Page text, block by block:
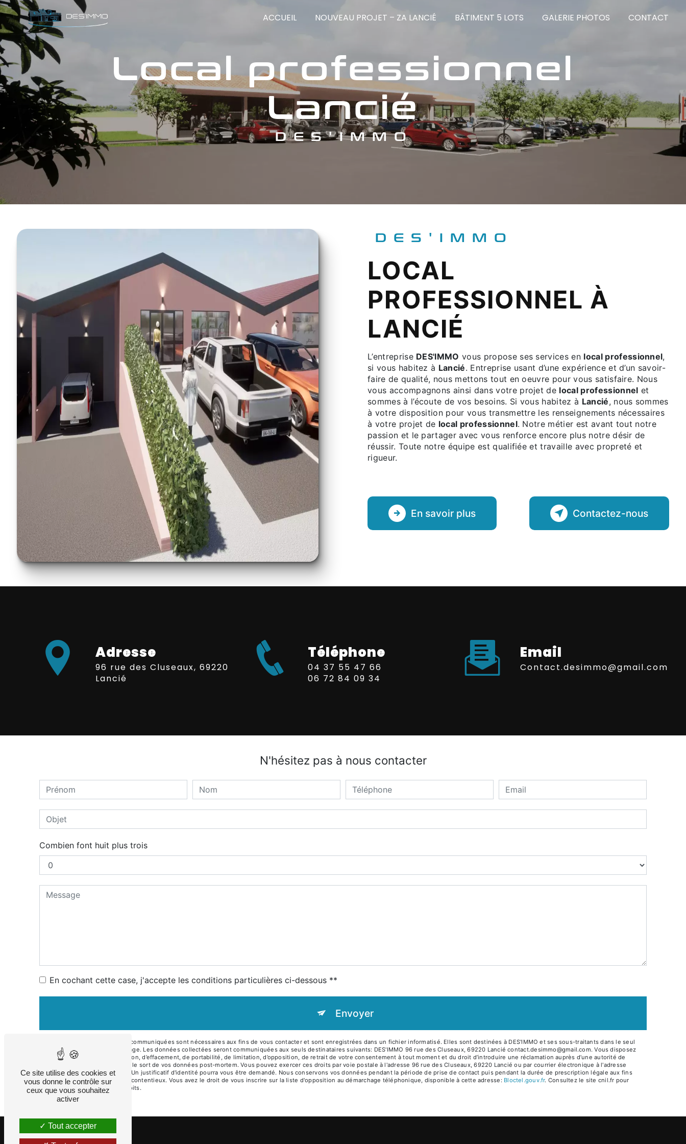
ACCUEIL NOUVEAU PROJET – ZA LANCIÉ BÂTIMENT 5 LOTS GALERIE PHOTOS CONTACT
local professionnel
Lancié
DES'IMMO
DES'IMMO
LOCAL
PROFESSIONNEL À
LANCIÉ
L’entreprise DES'IMMO vous propose ses services en local professionnel,
si vous habitez à Lancié. Entreprise usant d’une expérience et d’un savoir-
faire de qualité, nous mettons tout en oeuvre pour vous satisfaire. Nous
vous accompagnons ainsi dans votre projet de local professionnel et
sommes à l’écoute de vos besoins. Si vous habitez à Lancié, nous sommes
à votre disposition pour vous transmettre les renseignements nécessaires
à votre projet de local professionnel. Notre métier est avant tout notre
passion et le partager avec vous renforce encore plus notre désir de
réussir. Toute notre équipe est qualifiée et travaille avec propreté et
rigueur.
En savoir plus Contactez-nous
Adresse
96 rue des Cluseaux, 69220
Lancié
Téléphone
04 37 55 47 66
06 72 84 09 34
Email
contact.desimmo@gmail.com
N'hésitez pas à nous contacter
Combien font huit plus trois
En cochant cette case, j'accepte les conditions particulières ci-dessous **
Envoyer
** Les données personnelles communiquées sont nécessaires aux fins de vous contacter et sont enregistrées dans un fichier informatisé. Elles sont destinées à DES'IMMO et ses sous-traitants dans le seul
but de répondre à votre message. Les données collectées seront communiquées aux seuls destinataires suivants: DES'IMMO 96 rue des Cluseaux, 69220 Lancié contact.desimmo@gmail.com. Vous disposez
de droits d’accès, de rectification, d’effacement, de portabilité, de limitation, d’opposition, de retrait de votre consentement à tout moment et du droit d’introduire une réclamation auprès d’une autorité de
contrôle, ainsi que d’organiser le sort de vos données post-mortem. Vous pouvez exercer ces droits par voie postale à l'adresse 96 rue des Cluseaux, 69220 Lancié ou par courrier électronique à l'adresse
contact.desimmo@gmail.com. Un justificatif d'identité pourra vous être demandé. Nous conservons vos données pendant la période de prise de contact puis pendant la durée de prescription légale aux fins
probatoires et de gestion des contentieux. Vous avez le droit de vous inscrire sur la liste d'opposition au démarchage téléphonique, disponible à cette adresse:
Bloctel.gouv.fr. Consultez le site cnil.fr pour
plus d’informations sur vos droits.
Panneau de gestion des cookies
Ce site utilise des cookies et
vous donne le contrôle sur
ceux que vous souhaitez
activer
Tout accepter